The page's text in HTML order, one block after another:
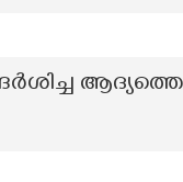
ആദ്യത്തെ